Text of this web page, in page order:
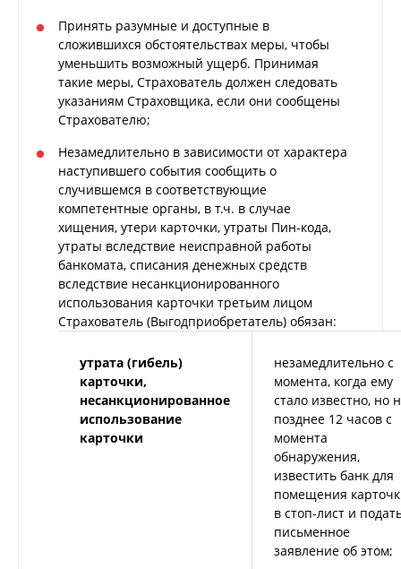
Принять разумные и доступные в
сложившихся обстоятельствах меры, чтобы
уменьшить возможный ущерб. Принимая
такие меры, Страхователь должен следовать
указаниям Страховщика, если они сообщены
Страхователю;
Незамедлительно в зависимости от характера
наступившего события сообщить о
случившемся в соответствующие
компетентные органы, в т.ч. в случае
хищения, утери карточки, утраты Пин-кода,
утраты вследствие неисправной работы
банкомата, списания денежных средств
вследствие несанкционированного
использования карточки третьим лицом
Страхователь (Выгодприобретатель) обязан:
утрата (гибель)
карточки,
несанкционированное
использование
карточки
незамедлительно с
момента, когда ему
стало известно, но
позднее 12 часов с
момента
обнаружения,
известить банк для
помещения
в стоп-лист и
письменное
заявление об этом;
НАСТРОЙКИ ФАЙЛОВ
x